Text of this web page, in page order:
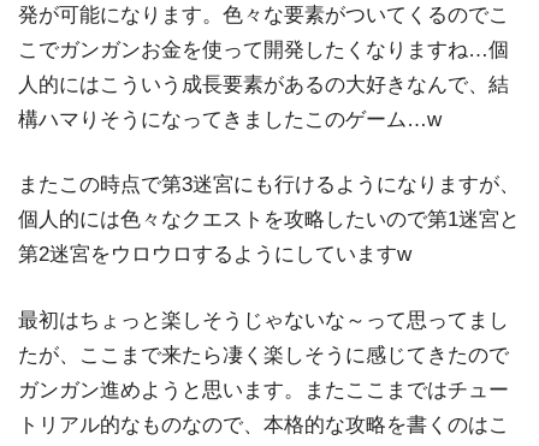
発が可能になります。色々な要素がついてくるのでこ
こでガンガンお金を使って開発したくなりますね…個
人的にはこういう成長要素があるの大好きなんで、結
構ハマりそうになってきましたこのゲーム…w
またこの時点で第3迷宮にも行けるようになりますが、
個人的には色々なクエストを攻略したいので第1迷宮と
第2迷宮をウロウロするようにしていますw
最初はちょっと楽しそうじゃないな～って思ってまし
たが、ここまで来たら凄く楽しそうに感じてきたので
ガンガン進めようと思います。またここまではチュー
トリアル的なものなので、本格的な攻略を書くのはこ